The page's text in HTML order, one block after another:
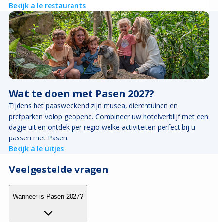
Bekijk alle restaurants
Wat te doen met Pasen 2027?
Tijdens het paasweekend zijn musea, dierentuinen en
pretparken volop geopend. Combineer uw hotelverblijf met een
dagje uit en ontdek per regio welke activiteiten perfect bij u
passen met Pasen.
Bekijk alle uitjes
Veelgestelde vragen